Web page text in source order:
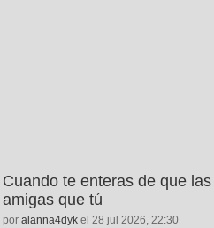
Cuando te enteras de que
amigas que tú
por alanna4dyk el 28 jul 2026, 22:30